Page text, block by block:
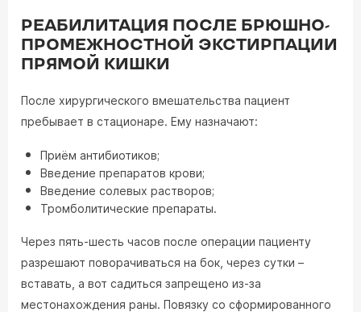
РЕАБИЛИТАЦИЯ ПОСЛЕ БРЮШНО-
ПРОМЕЖНОСТНОЙ ЭКСТИРПАЦИИ
ПРЯМОЙ КИШКИ
После хирургического вмешательства пациент
пребывает в стационаре. Ему назначают:
Приём антибиотиков;
Введение препаратов крови;
Введение солевых растворов;
Тромболитические препараты.
Через пять-шесть часов после операции пациенту
разрешают поворачиваться на бок, через сутки –
вставать, а вот садиться запрещено из-за
местонахождения раны. Повязку со сформированного